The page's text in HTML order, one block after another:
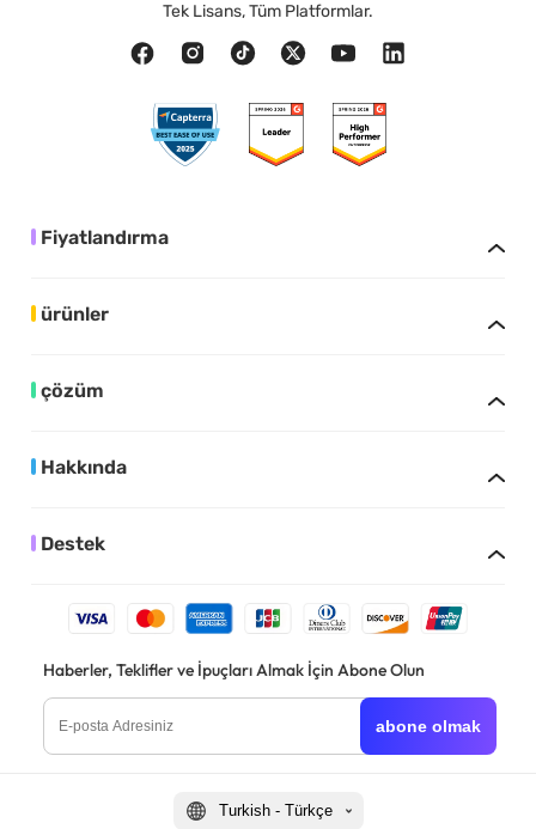
Tek Lisans, Tüm Platformlar.
Fiyatlandırma
ürünler
çözüm
Hakkında
Destek
Haberler, Teklifler ve İpuçları Almak İçin Abone Olun
abone olmak
Turkish - Türkçe